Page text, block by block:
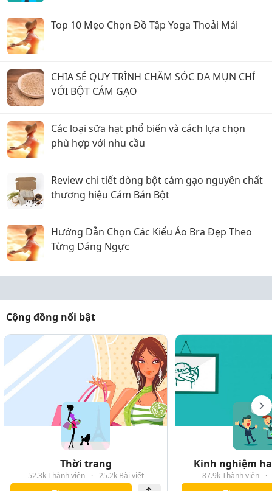
Top 10 Mẹo Chọn Đồ Tập Yoga Thoải Mái
CHIA SẺ QUY TRÌNH CHĂM SÓC DA MỤN CHỈ
VỚI BỘT CÁM GẠO
Các loại sữa hạt phổ biến và cách lựa chọn
phù hợp với nhu cầu
Review chi tiết dòng bột cám gạo nguyên chất
thương hiệu Cám Bán Bột
Hướng Dẫn Chọn Các Kiểu Áo Bra Đẹp Theo
Từng Dáng Ngực
Cộng đồng nổi bật
Thời trang
52.3k Thành viên · 25.2k Bài viết
Kinh nghiệm
87.9k Thành viên ·